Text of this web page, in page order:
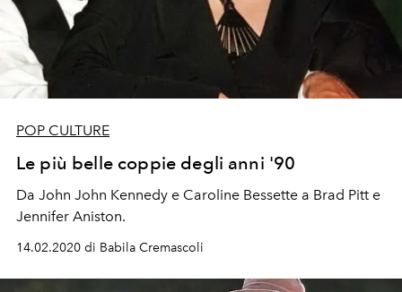
POP CULTURE
Le più belle coppie degli anni '90
Da John John Kennedy e Caroline Bessette a Brad Pitt e
Jennifer Aniston.
14.02.2020 di Babila Cremascoli